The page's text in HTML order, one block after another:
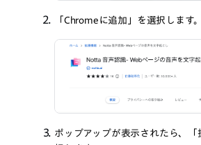
「Chromeに追加」を選択します。
ポップアップが表示されたら、